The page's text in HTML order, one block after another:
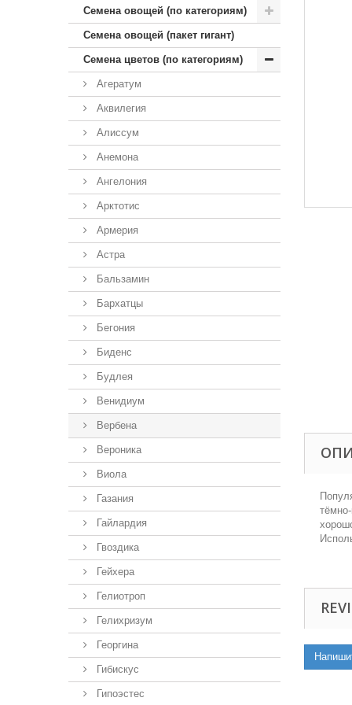
Семена овощей (по категориям)
Семена овощей (пакет гигант)
Семена цветов (по категориям)
Агератум
Аквилегия
Алиссум
Анемона
Ангелония
Арктотис
Армерия
Астра
Бальзамин
Бархатцы
Бегония
Биденс
Будлея
Венидиум
Вербена
Вероника
Виола
Газания
Гайлардия
Гвоздика
Гейхера
Гелиотроп
Гелихризум
Георгина
Гибискус
Гипоэстес